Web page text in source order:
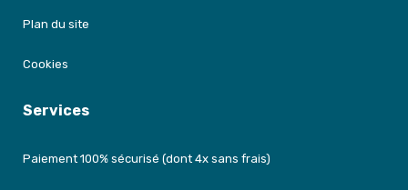
Plan du site
Cookies
Services
Paiement 100% sécurisé (dont 4x sans frais)